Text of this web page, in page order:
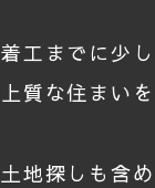
着工までに少
上質な住まい
土地探しも含